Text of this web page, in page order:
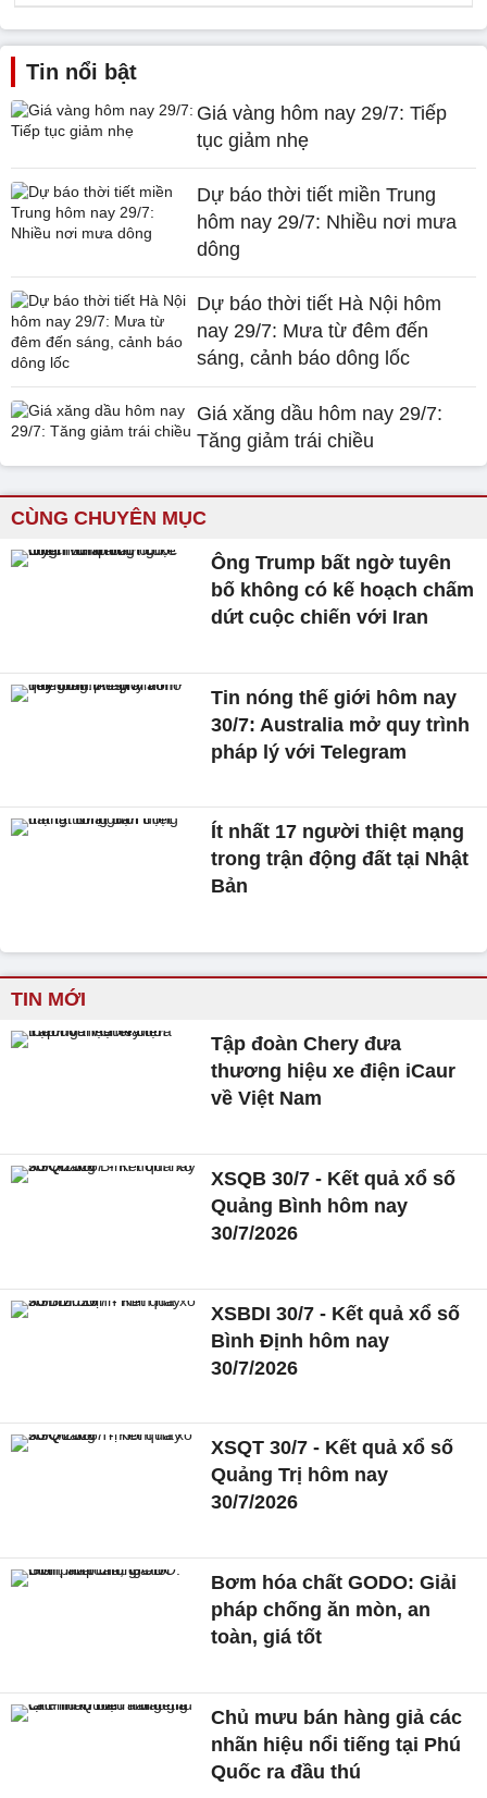
Tin nổi bật
Giá vàng hôm nay 29/7: Tiếp
tục giảm nhẹ
Dự báo thời tiết miền Trung
hôm nay 29/7: Nhiều nơi mưa
dông
Dự báo thời tiết Hà Nội hôm
nay 29/7: Mưa từ đêm đến
sáng, cảnh báo dông lốc
Giá xăng dầu hôm nay 29/7:
Tăng giảm trái chiều
CÙNG CHUYÊN MỤC
Ông Trump bất ngờ tuyên
bố không có kế hoạch chấm
dứt cuộc chiến với Iran
Tin nóng thế giới hôm nay
30/7: Australia mở quy trình
pháp lý với Telegram
Ít nhất 17 người thiệt mạng
trong trận động đất tại Nhật
Bản
TIN MỚI
Tập đoàn Chery đưa
thương hiệu xe điện iCaur
về Việt Nam
XSQB 30/7 - Kết quả xổ số
Quảng Bình hôm nay
30/7/2026
XSBDI 30/7 - Kết quả xổ số
Bình Định hôm nay
30/7/2026
XSQT 30/7 - Kết quả xổ số
Quảng Trị hôm nay
30/7/2026
Bơm hóa chất GODO: Giải
pháp chống ăn mòn, an
toàn, giá tốt
Chủ mưu bán hàng giả các
nhãn hiệu nổi tiếng tại Phú
Quốc ra đầu thú